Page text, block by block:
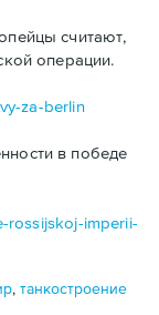
считают,
операции.
za-berlin
в победе
rossijskoj-imperii-
,танкостроение